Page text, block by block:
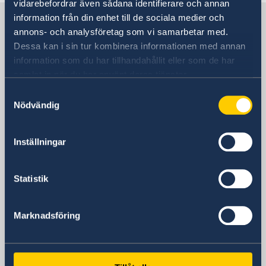
vidarebefordrar även sådana identifierare och annan
information från din enhet till de sociala medier och
annons- och analysföretag som vi samarbetar med.
Dessa kan i sin tur kombinera informationen med annan
information som du har tillhandahållit eller som de har
Nödvändig
Inställningar
Statistik
Marknadsföring
Anmäla handelshinder
Aktiviteter
Sverige i Norge
Sveriges Ambassad
Norge, Oslo
Svenska konsulat
Tel:
+47 948 71 162
Bodø
E-post:
Tel:
+47 91 66 44 95
Narvik
+47 908 69473
Telefon:
Tromsø